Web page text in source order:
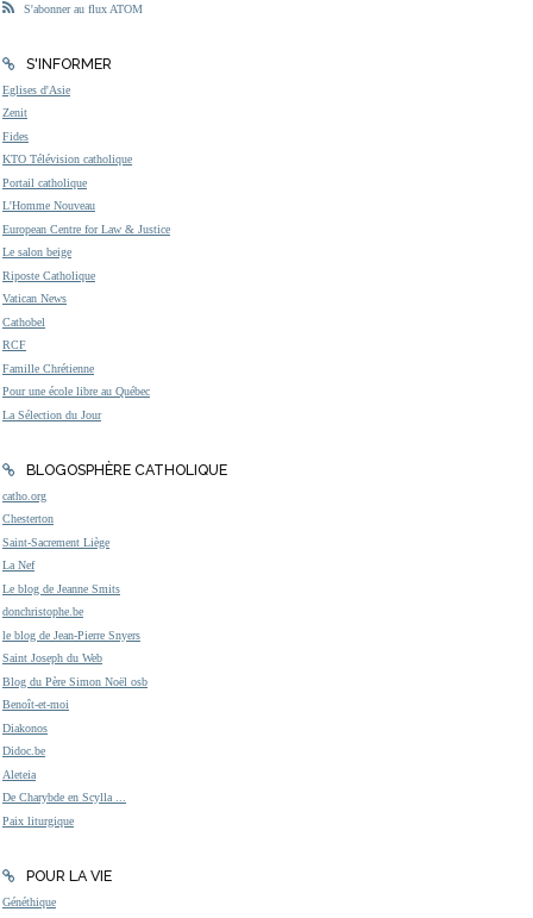
S'abonner au flux ATOM
S'INFORMER
Eglises d'Asie
Zenit
Fides
KTO Télévision catholique
Portail catholique
L'Homme Nouveau
European Centre for Law & Justice
Le salon beige
Riposte Catholique
Vatican News
Cathobel
RCF
Famille Chrétienne
Pour une école libre au Québec
La Sélection du Jour
BLOGOSPHÈRE CATHOLIQUE
catho.org
Chesterton
Saint-Sacrement Liège
La Nef
Le blog de Jeanne Smits
donchristophe.be
le blog de Jean-Pierre Snyers
Saint Joseph du Web
Blog du Père Simon Noël osb
Benoît-et-moi
Diakonos
Didoc.be
Aleteia
De Charybde en Scylla ...
Paix liturgique
POUR LA VIE
Généthique